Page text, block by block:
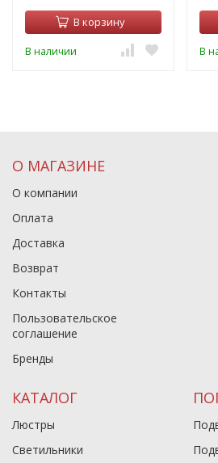
В корзину
В наличии В
О МАГАЗИНЕ
О компании
Оплата
Доставка
Возврат
Контакты
Пользовательское
соглашение
Бренды
КАТАЛОГ
Люстры
Светильники